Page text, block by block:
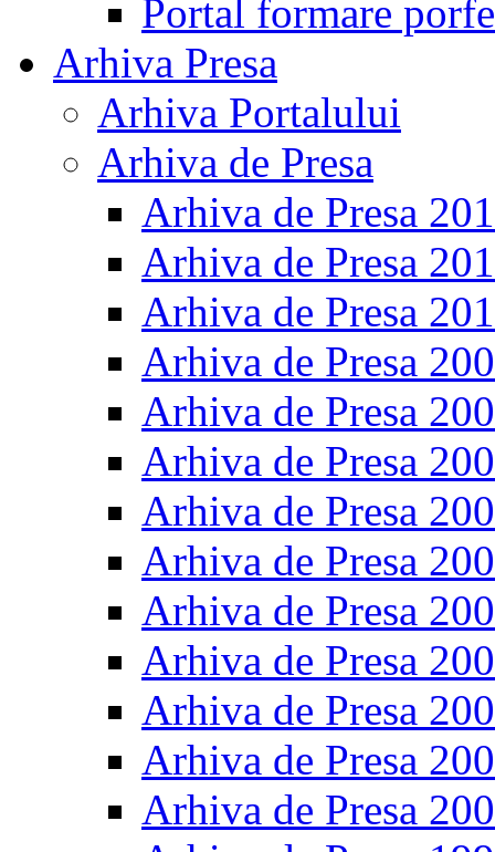
Portal formare
Arhiva Presa
Arhiva Portalului
Arhiva de Presa
Arhiva de Presa
Arhiva de Presa
Arhiva de Presa
Arhiva de Presa
Arhiva de Presa
Arhiva de Presa
Arhiva de Presa
Arhiva de Presa
Arhiva de Presa
Arhiva de Presa
Arhiva de Presa
Arhiva de Presa
Arhiva de Presa